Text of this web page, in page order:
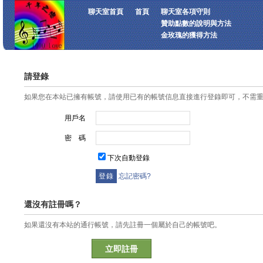
聊天室首頁 首頁
聊天室各項守則
贊助點數的說明與方法
金玫瑰的獲得方法
請登錄
如果您在本站已擁有帳號，請使用已有的帳號信息直接進行登錄即可，不需
用戶名
密 碼
下次自動登錄
忘記密碼?
還沒有註冊嗎？
如果還沒有本站的通行帳號，請先註冊一個屬於自己的帳號吧。
立即註冊